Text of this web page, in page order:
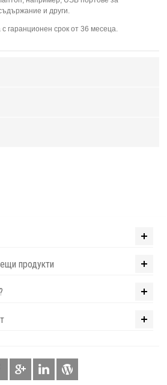
и други.
гаранционен срок от 36 месеца.
продукти